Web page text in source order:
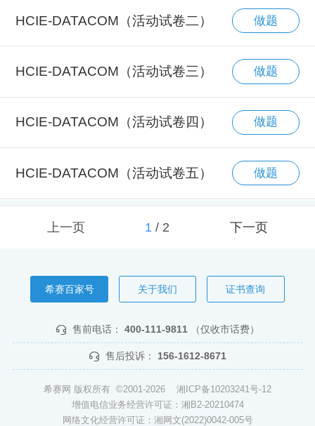
HCIE-DATACOM（活动试卷二） 做题
HCIE-DATACOM（活动试卷三） 做题
HCIE-DATACOM（活动试卷四） 做题
HCIE-DATACOM（活动试卷五） 做题
上一页 1/ 2 下一页
希赛百家号 关于我们 证书查询
售前电话： 400-111-9811 （仅收市话费）
售后投诉： 156-1612-8671
希赛网 版权所有 ©2001-2026 湘ICP备10203241号-12
增值电信业务经营许可证：湘B2-20210474
网络文化经营许可证：湘网文(2022)0042-005号